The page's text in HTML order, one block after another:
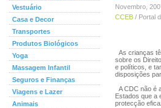
Vestuário
Casa e Decor
Transportes
Produtos Biológicos
Yoga
Massagem Infantil
Seguros e Finanças
Viagens e Lazer
Animais
Novembro,
CCEB / Portal
As crianças
sobre os
e políticos, e
disposições
A CDC não é
Estados que a
protecção